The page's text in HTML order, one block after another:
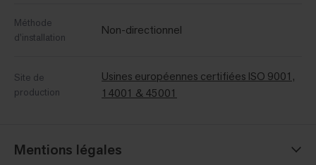
Méthode
d'installation
Non-directionnel
Site de
production
Usines européennes certifiées ISO 9001,
14001 & 45001
Mentions légales